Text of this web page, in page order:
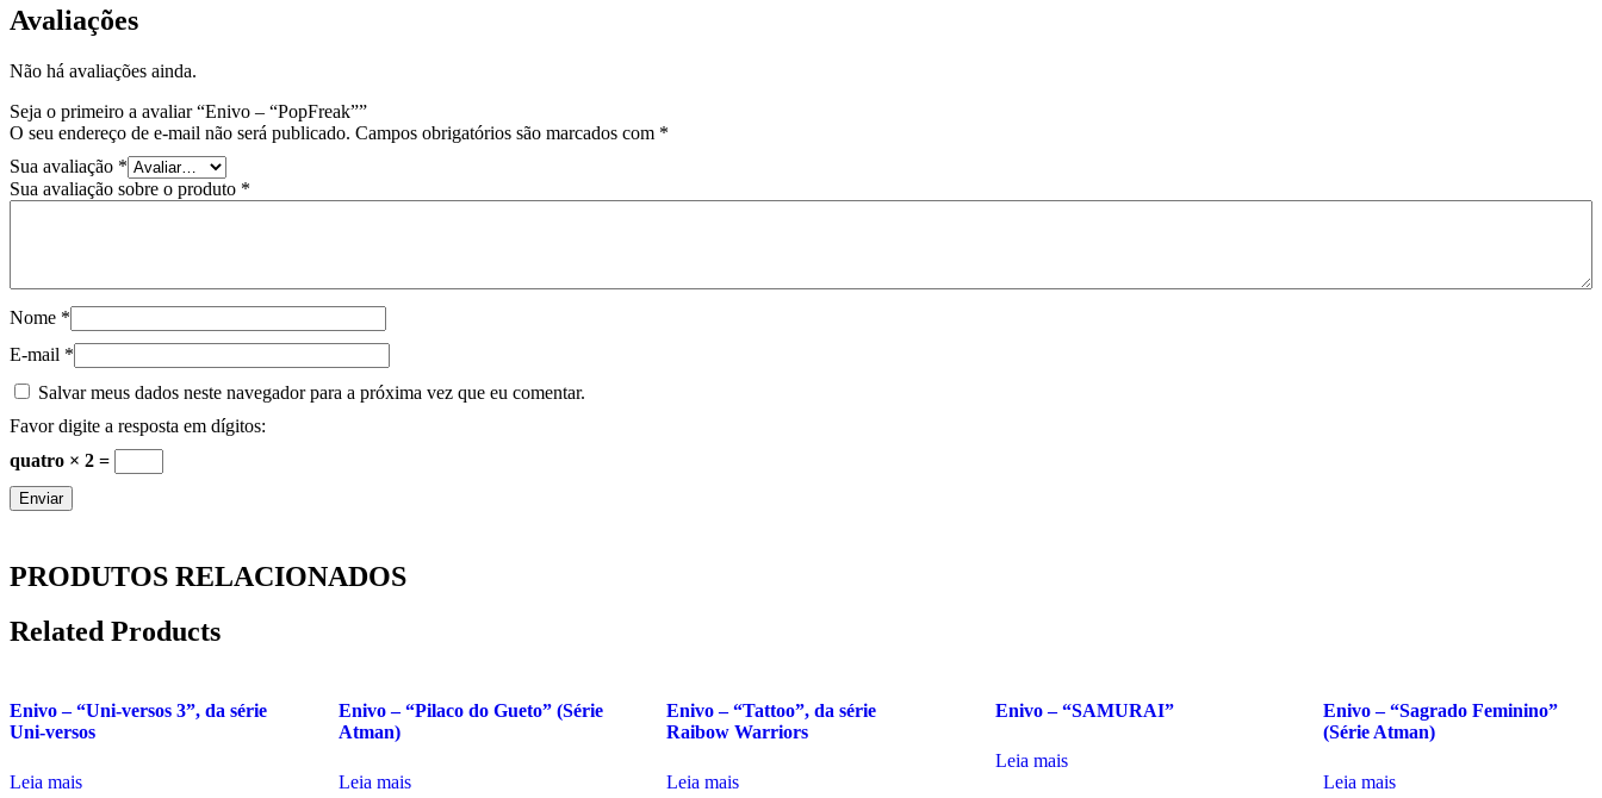
Avaliações
Não há avaliações ainda.
Seja o primeiro a avaliar “Enivo – “PopFreak””
O seu endereço de e-mail não será publicado. Campos obrigatórios são marcados com *
Sua avaliação *
Sua avaliação sobre o produto *
Nome *
E-mail *
Salvar meus dados neste navegador para a próxima vez que eu comentar.
Favor digite a resposta em dígitos:
quatro × 2 =
PRODUTOS RELACIONADOS
Related Products
Enivo – “Uni-versos 3”, da série
Uni-versos
Leia mais
Enivo – “Pilaco do Gueto” (Série
Atman)
Leia mais
Enivo – “Tattoo”, da série
Raibow Warriors
Leia mais
Enivo – “SAMURAI”
Leia mais
Enivo – “Sagrado Feminino”
(Série Atman)
Leia mais